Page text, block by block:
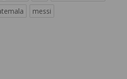
messi